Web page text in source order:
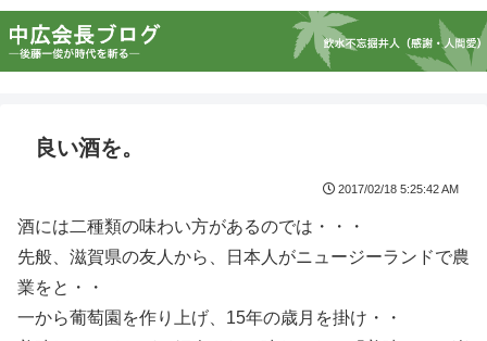
良い酒を。
2017/02/18 5:25:42 AM
酒には二種類の味わい方があるのでは・・・
先般、滋賀県の友人から、日本人がニュージーランドで農
業をと・・
一から葡萄園を作り上げ、15年の歳月を掛け・・